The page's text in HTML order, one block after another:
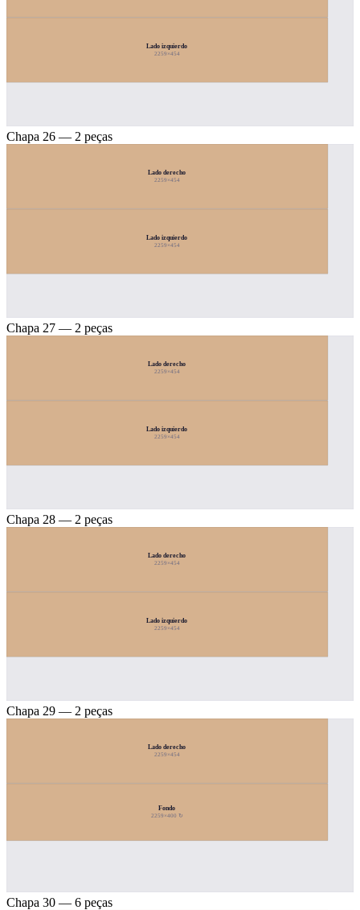
Lado izquierdo
2259×454
Chapa 26 — 2 peças
Lado derecho
2259×454
Lado izquierdo
2259×454
Chapa 27 — 2 peças
Lado derecho
2259×454
Lado izquierdo
2259×454
Chapa 28 — 2 peças
Lado derecho
2259×454
Lado izquierdo
2259×454
Chapa 29 — 2 peças
Lado derecho
2259×454
Fondo
2259×400 ↻
Chapa 30 — 6 peças